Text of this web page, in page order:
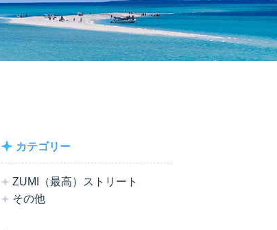
カテゴリー
ZUMI（最高）ストリート
その他